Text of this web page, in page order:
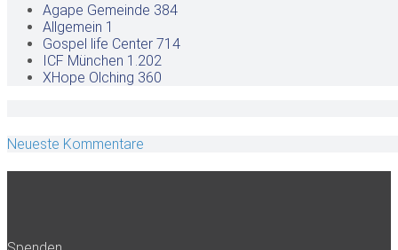
Agape Gemeinde 384
Allgemein 1
Gospel life Center 714
ICF München 1.202
XHope Olching 360
Neueste Kommentare